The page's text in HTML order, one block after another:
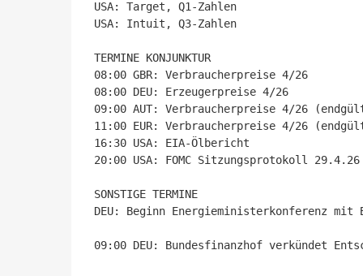
USA: Target, Q1-Zahlen
USA: Intuit, Q3-Zahlen
TERMINE KONJUNKTUR
08:00 GBR: Verbraucherpreise 4/26
08:00 DEU: Erzeugerpreise 4/26
09:00 AUT: Verbraucherpreise 4/26
11:00 EUR: Verbraucherpreise 4/26
16:30 USA: EIA-Ölbericht
20:00 USA: FOMC Sitzungsprotokoll 29.4.26
SONSTIGE TERMINE
DEU: Beginn Energieministerkonferenz